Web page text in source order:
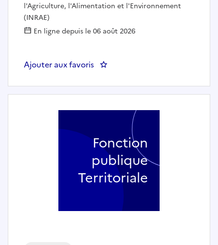
l'Agriculture, l'Alimentation et l'Environnement
(INRAE)
En ligne depuis le 06 août 2026
Ajouter aux favoris : Ingénieur-e d’études en
Fonction
publique
Territoriale